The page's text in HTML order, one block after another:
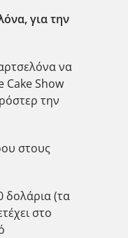
για την
να
Cake Show
την
στους
δολάρια (τα
στο